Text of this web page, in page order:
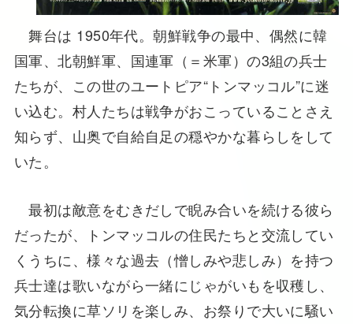
舞台は 1950年代。朝鮮戦争の最中、偶然に韓
国軍、北朝鮮軍、国連軍（＝米軍）の3組の兵士
たちが、この世のユートピア“トンマッコル”に迷
い込む。村人たちは戦争がおこっていることさえ
知らず、山奥で自給自足の穏やかな暮らしをして
いた。
最初は敵意をむきだしで睨み合いを続ける彼ら
だったが、トンマッコルの住民たちと交流してい
くうちに、様々な過去（憎しみや悲しみ）を持つ
兵士達は歌いながら一緒にじゃがいもを収穫し、
気分転換に草ソリを楽しみ、お祭りで大いに騒い